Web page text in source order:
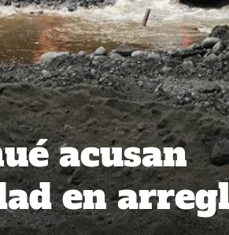
acusan
en